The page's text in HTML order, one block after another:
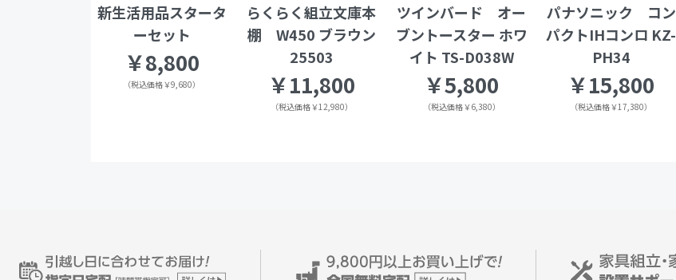
新生活用品スタータ
ーセット
￥8,800
（税込価格￥9,680）
らくらく組立文庫本
棚 W450 ブラウン
25503
￥11,800
（税込価格￥12,980）
ツインバード オー
ブントースター ホワ
イト TS-D038W
￥5,800
（税込価格￥6,380）
パナソニック コン
パクトIHコンロ KZ-
PH34
￥15,800
（税込価格￥17,380）